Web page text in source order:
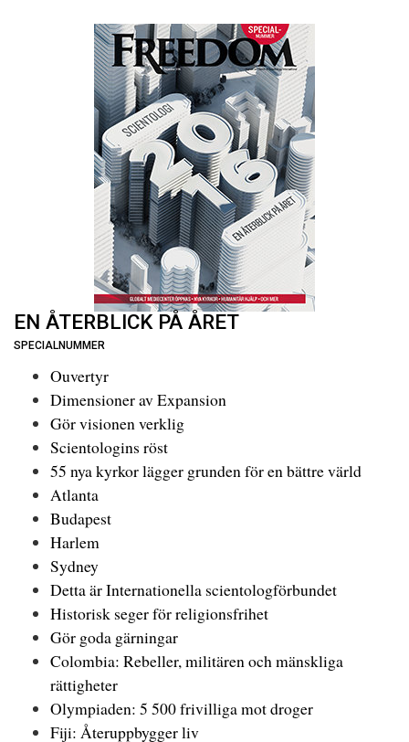
EN ÅTERBLICK PÅ ÅRET
SPECIALNUMMER
Ouvertyr
Dimensioner av Expansion
Gör visionen verklig
Scientologins röst
55 nya kyrkor lägger grunden för en bättre värld
Atlanta
Budapest
Harlem
Sydney
Detta är Internationella scientologförbundet
Historisk seger för religionsfrihet
Gör goda gärningar
Colombia: Rebeller, militären och mänskliga
rättigheter
Olympiaden: 5 500 frivilliga mot droger
Fiji: Återuppbygger liv